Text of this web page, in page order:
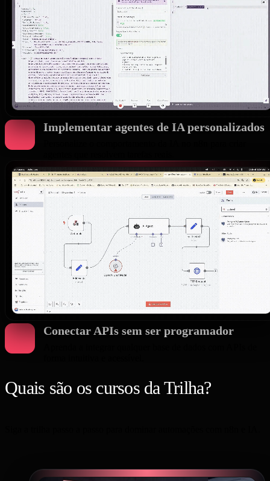
Implementar agentes de IA personalizados
Conectar APIs sem ser programador
Quais são os cursos da Trilha?